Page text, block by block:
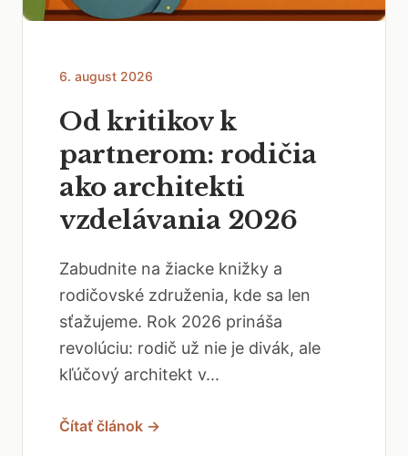
6. august 2026
Od kritikov k
partnerom: rodičia
ako architekti
vzdelávania 2026
Zabudnite na žiacke knižky a
rodičovské združenia, kde sa len
sťažujeme. Rok 2026 prináša
revolúciu: rodič už nie je divák, ale
kľúčový architekt v...
Čítať článok →